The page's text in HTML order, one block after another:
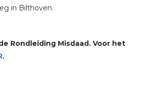
in Bilthoven.
Rondleiding Misdaad. Voor het
.